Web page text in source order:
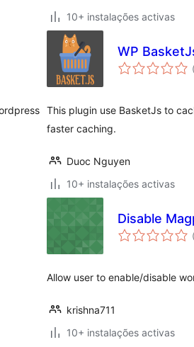
10+ instalações activas
WP
This plugin use BasketJs to
faster caching.
Duoc Nguyen
10+ instalações activas
Disable
Allow user to enable/disable
krishna711
10+ instalações activas